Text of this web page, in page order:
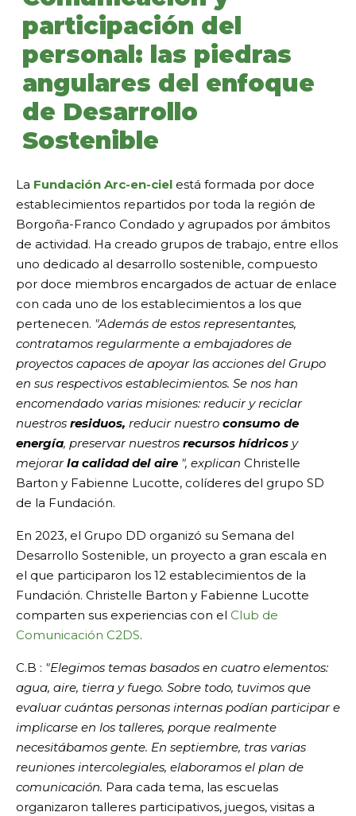
participación del
personal: las piedras
angulares del enfoque
de Desarrollo
Sostenible
La Fundación Arc-en-ciel está formada por doce
establecimientos repartidos por toda la región de
Borgoña-Franco Condado y agrupados por ámbitos
de actividad. Ha creado grupos de trabajo, entre ellos
uno dedicado al desarrollo sostenible, compuesto
por doce miembros encargados de actuar de enlace
con cada uno de los establecimientos a los que
pertenecen. "Además de estos representantes,
contratamos regularmente a embajadores de
proyectos capaces de apoyar las acciones del Grupo
en sus respectivos establecimientos. Se nos han
encomendado varias misiones: reducir y reciclar
nuestros residuos, reducir nuestro consumo de
energía, preservar nuestros recursos hídricos y
mejorarla calidad del aire ", explican Christelle
Barton y Fabienne Lucotte, colíderes del grupo SD
de la Fundación.
En 2023, el Grupo DD organizó su Semana del
Desarrollo Sostenible, un proyecto a gran escala en
el que participaron los 12 establecimientos de la
Fundación. Christelle Barton y Fabienne Lucotte
comparten sus experiencias con el Club de
Comunicación C2DS.
C.B : "Elegimos temas basados en cuatro elementos:
agua, aire, tierra y fuego. Sobre todo, tuvimos que
evaluar cuántas personas internas podían participar e
implicarse en los talleres, porque realmente
necesitábamos gente. En septiembre, tras varias
reuniones intercolegiales, elaboramos el plan de
comunicación. Para cada tema, las escuelas
organizaron talleres participativos, juegos, visitas a